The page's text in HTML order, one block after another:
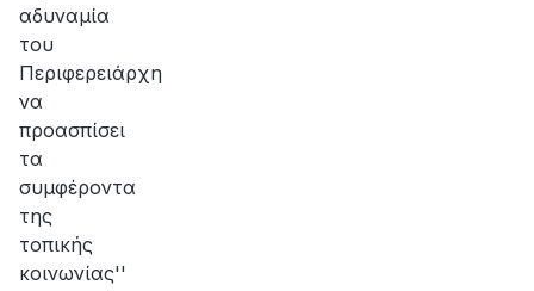
αδυναμία
του
Περιφερειάρχη
να
προασπίσει
τα
συμφέροντα
της
τοπικής
κοινωνίας''